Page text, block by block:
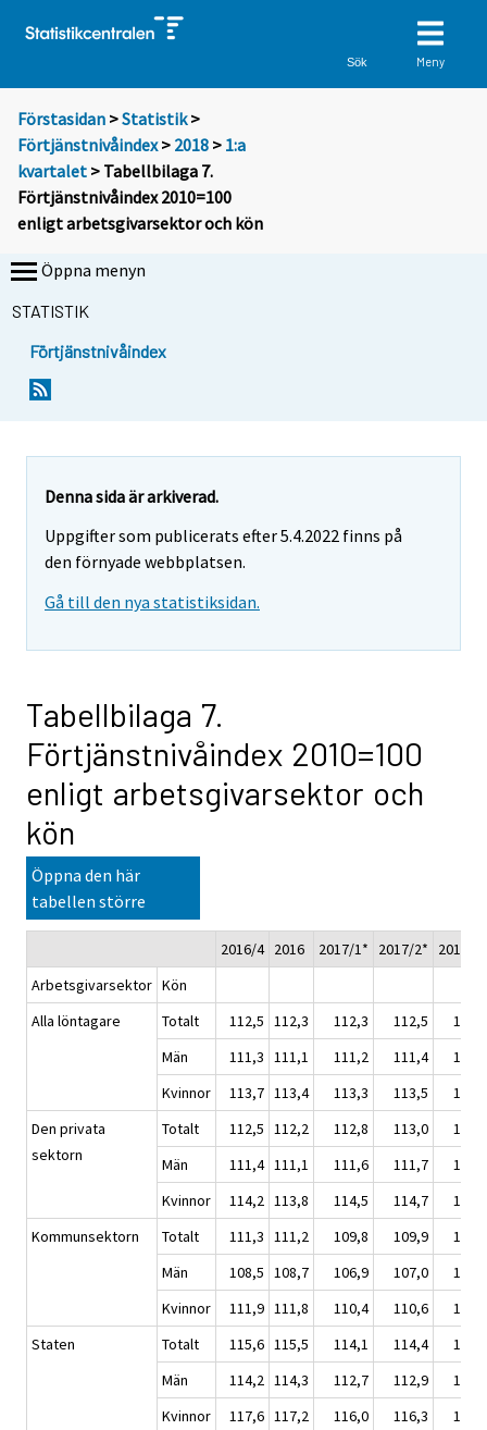
Sök Meny
Förstasidan >Statistik >
Förtjänstnivåindex> 2018 > 1:a
kvartalet > Tabellbilaga 7.
Förtjänstnivåindex 2010=100
enligt arbetsgivarsektor och kön
Öppna menyn
STATISTIK
Förtjänstnivåindex
Denna sida är arkiverad.
Uppgifter som publicerats efter 5.4.2022 finns på
den förnyade webbplatsen.
Gå till den nya statistiksidan.
Tabellbilaga 7.
Förtjänstnivåindex 2010=100
enligt arbetsgivarsektor och
kön
Öppna den här
tabellen större
2016/4 2016 2017/1* 2017/2*
2017/3*
Arbetsgivarsektor Kön
Alla löntagare
Totalt 112,5 112,3 112,3 112,5
112,6
Män
111,3 111,1 111,2 111,4
111,5
Kvinnor
113,7 113,4 113,3 113,5
113,6
Den privata
sektorn
Totalt 112,5 112,2 112,8 113,0
113,1
Män
111,4 111,1 111,6 111,7
111,9
Kvinnor
114,2 113,8 114,5 114,7
114,9
Kommunsektorn
Totalt 111,3 111,2 109,8 109,9
110,1
Män
108,5 108,7 106,9 107,0
107,0
Kvinnor
111,9 111,8 110,4 110,6
110,7
Staten
Totalt 115,6 115,5 114,1 114,4
114,5
Män
114,2 114,3 112,7 112,9
113,1
Kvinnor
117,6 117,2 116,0 116,3
116,4